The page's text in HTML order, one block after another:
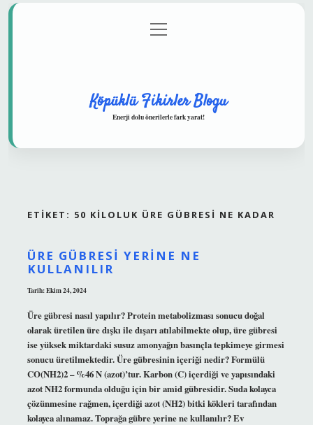
Gizlilik Politikası
menüyü
aç
Köpüklü Fikirler Blogu
Enerji dolu önerilerle fark yarat!
ETIKET: 50 KILOLUK ÜRE GÜBRESI NE KADAR
ÜRE GÜBRESI YERINE NE
KULLANILIR
Tarih: Ekim 24, 2024
Üre gübresi nasıl yapılır? Protein metabolizması sonucu doğal
olarak üretilen üre dışkı ile dışarı atılabilmekte olup, üre gübresi
ise yüksek miktardaki susuz amonyağın basınçla tepkimeye girmesi
sonucu üretilmektedir. Üre gübresinin içeriği nedir? Formülü
CO(NH2)2 – %46 N (azot)’tur. Karbon (C) içerdiği ve yapısındaki
azot NH2 formunda olduğu için bir amid gübresidir. Suda kolayca
çözünmesine rağmen, içerdiği azot (NH2) bitki kökleri tarafından
kolayca alınamaz. Toprağa gübre yerine ne kullanılır? Ev